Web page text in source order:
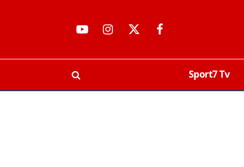
فيسبوكX
الانستغراميوتيوب
Sport7 Tv